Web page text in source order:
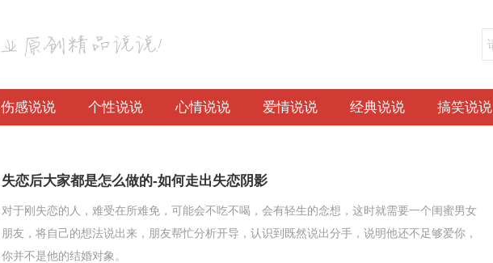
伤感说说 个性说说 心情说说 爱情说说 经典说说 搞笑说说
失恋后大家都是怎么做的-如何走出失恋阴影
对于刚失恋的人，难受在所难免，可能会不吃不喝，会有轻生的念想，这时就需要一个闺蜜男女
朋友，将自己的想法说出来，朋友帮忙分析开导，认识到既然说出分手，说明他还不足够爱你，
你并不是他的结婚对象。